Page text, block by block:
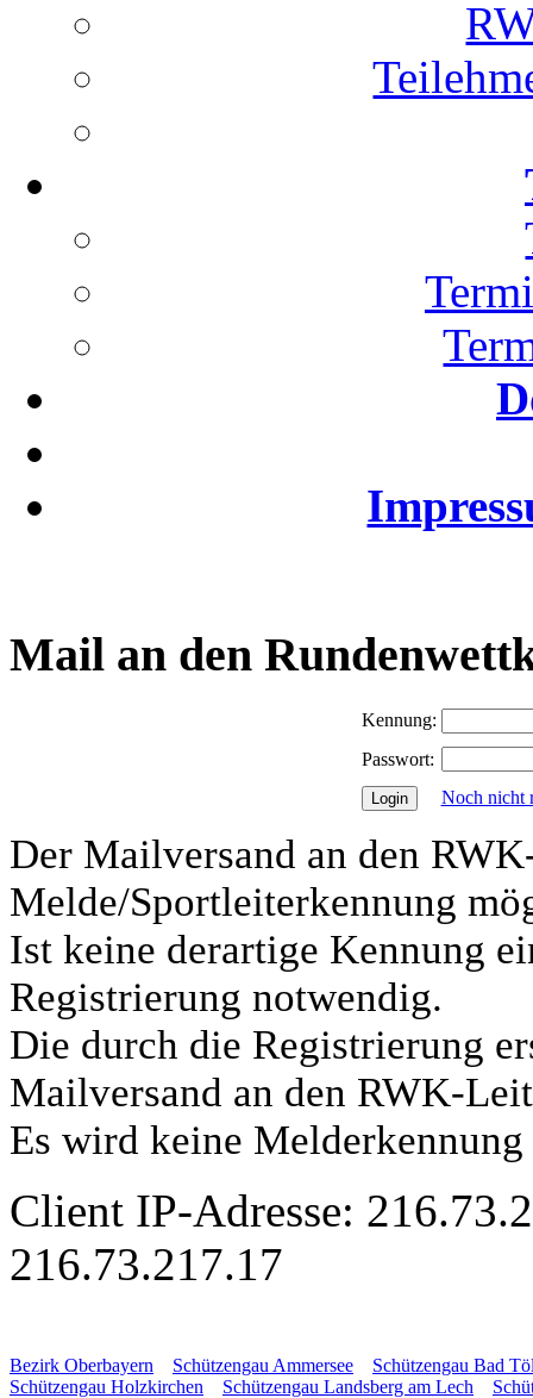
Mail an den
Kennung:
Passwort:
Noch nicht
Der Mailversand an den
Melde/Sportleiterkennung
Ist keine derartige Kennung
Registrierung notwendig.
Die durch die Registrierung
Mailversand an den RWK-
Es wird keine Melderkennung
Client IP-Adresse:
216.73.217.17
Bezirk Oberbayern Schützengau Ammersee
Schützengau Bad
Schützengau Holzkirchen
Schützengau Landsberg am Lech